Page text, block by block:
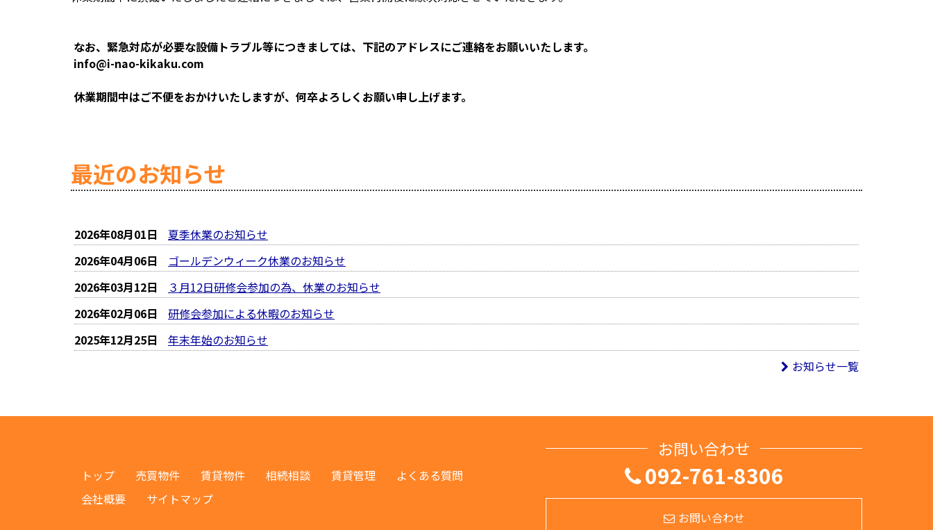
なお、緊急対応が必要な設備トラブル等につきましては、下記のアドレスにご連絡をお願いいたします。
info@i-nao-kikaku.com
休業期間中はご不便をおかけいたしますが、何卒よろしくお願い申し上げます。
最近のお知らせ
2026年08月01日
夏季休業のお知らせ
2026年04月06日
ゴールデンウィーク休業のお知らせ
2026年03月12日
３月12日研修会参加の為、休業のお知らせ
2026年02月06日
研修会参加による休暇のお知らせ
2025年12月25日
年末年始のお知らせ
お知らせ一覧
トップ 売買物件 賃貸物件 相続相談 賃貸管理
よくある質問
会社概要
サイトマップ
お問い合わせ
092-761-8306
お問い合わせ